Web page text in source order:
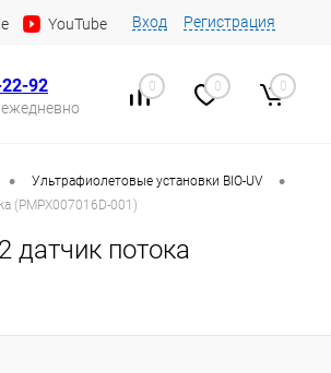
YouTube Вход Регистрация
92 0 0 0
• Ультрафиолетовые установки BIO-UV •
(PMPX007016D-001)
потока